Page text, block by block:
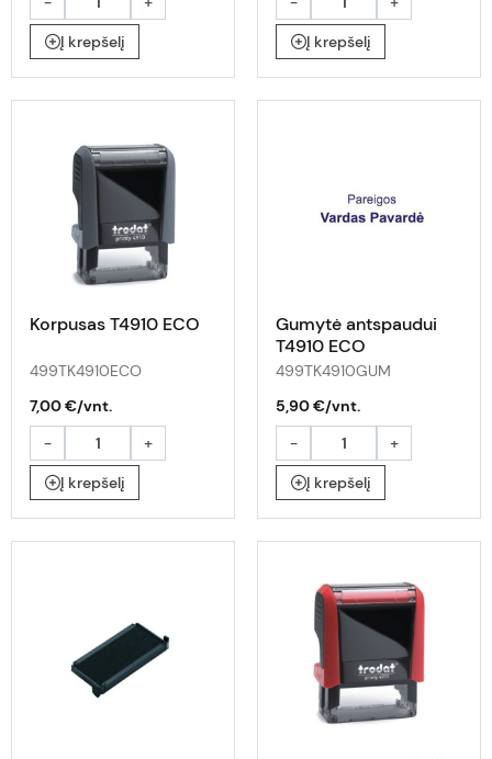
Į krepšelį Į krepšelį
Korpusas T4910 ECO
499TK4910ECO
7,00 €/vnt.
-
+
Į krepšelį
Gumytė antspaudui
T4910 ECO
499TK4910GUM
5,90 €/vnt.
-
+
Į krepšelį